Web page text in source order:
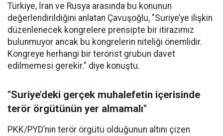
Türkiye, İran ve Rusya arasında bu konunun
değerlendirildiğini anlatan Çavuşoğlu, "Suriye’ye ilişkin
düzenlenecek kongrelere prensipte bir itirazımız
bulunmuyor ancak bu kongrelerin niteliği önemlidir.
Kongreye herhangi bir terörist grubun davet
edilmemesi gerekir." diye konuştu.
"Suriye’deki gerçek muhalefetin içerisinde
terör örgütünün yer almamalı"
PKK/PYD’nin terör örgütü olduğunun altını çizen